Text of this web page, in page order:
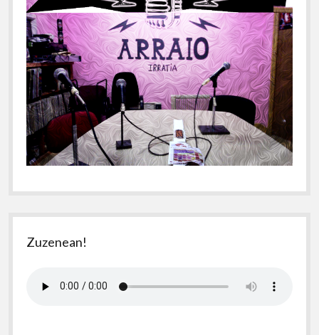
Zuzenean!